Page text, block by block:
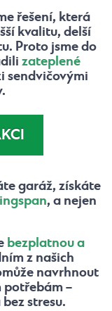
řešení, která
kvalitu, delší
Proto jsme do
zateplené
sendvičovými
garáž, získáte
, a nejen
bezplatnou a
z našich
navrhnout
potřebám –
stresu.